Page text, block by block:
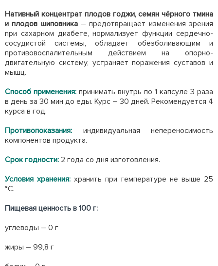
Нативный концентрат плодов годжи, семян чёрного тмина
и плодов шиповника– предотвращает изменения зрения
при сахарном диабете, нормализует функции сердечно-
сосудистой системы, обладает обезболивающим и
противовоспалительным действием на опорно-
двигательную систему, устраняет поражения суставов и
мышц.
Способ применения: принимать внутрь по 1 капсуле 3 раза
в день за 30 мин до еды. Курс – 30 дней. Рекомендуется 4
курса в год.
Противопоказания:
индивидуальная непереносимость
компонентов продукта.
Срок годности: 2 года со дня изготовления.
Условия хранения:хранить при температуре не выше 25
°С.
Пищевая ценность в 100 г:
углеводы – 0 г
жиры – 99,8 г